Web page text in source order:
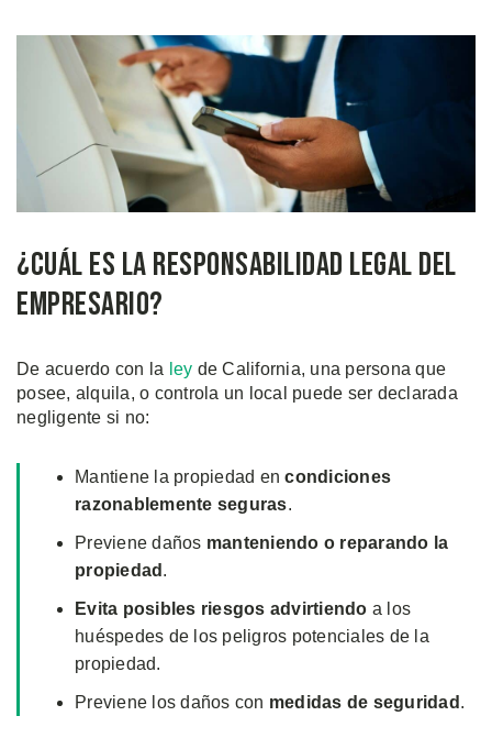
¿Cuál es la Responsabilidad Legal del
Empresario?
De acuerdo con la ley de California, una persona que
posee, alquila, o controla un local puede ser declarada
negligente si no:
Mantiene la propiedad encondiciones
razonablemente seguras.
Previene daños manteniendo o reparando la
propiedad .
Evita posibles riesgos advirtiendo a los
huéspedes de los peligros potenciales de la
propiedad.
Previene los daños con medidas de seguridad .